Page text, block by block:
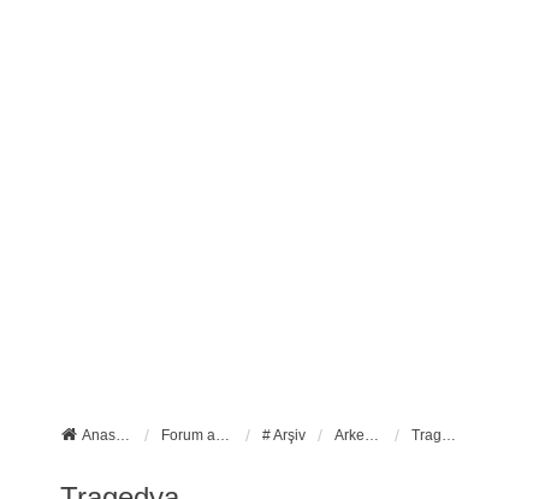
Anasayfa Forum ana sayfa # Arşiv Arkeo Sanat Tragedya